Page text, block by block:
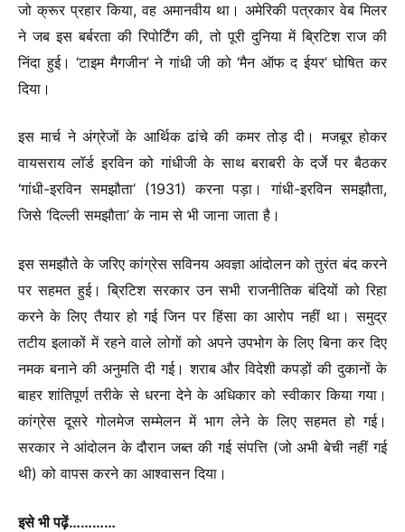
जो क्रूर प्रहार किया, वह अमानवीय था। अमेरिकी पत्रकार वेब मिलर
ने जब इस बर्बरता की रिपोर्टिंग की, तो पूरी दुनिया में ब्रिटिश राज की
निंदा हुई। ‘टाइम मैगजीन’ ने गांधी जी को ‘मैन ऑफ द ईयर’ घोषित कर
दिया।
इस मार्च ने अंग्रेजों के आर्थिक ढांचे की कमर तोड़ दी। मजबूर होकर
वायसराय लॉर्ड इरविन को गांधीजी के साथ बराबरी के दर्जे पर बैठकर
‘गांधी-इरविन समझौता’ (1931) करना पड़ा। गांधी-इरविन समझौता,
जिसे ‘दिल्ली समझौता’ के नाम से भी जाना जाता है।
इस समझौते के जरिए कांग्रेस सविनय अवज्ञा आंदोलन को तुरंत बंद करने
पर सहमत हुई। ब्रिटिश सरकार उन सभी राजनीतिक बंदियों को रिहा
करने के लिए तैयार हो गई जिन पर हिंसा का आरोप नहीं था। समुद्र
तटीय इलाकों में रहने वाले लोगों को अपने उपभोग के लिए बिना कर दिए
नमक बनाने की अनुमति दी गई। शराब और विदेशी कपड़ों की दुकानों के
बाहर शांतिपूर्ण तरीके से धरना देने के अधिकार को स्वीकार किया गया।
कांग्रेस दूसरे गोलमेज सम्मेलन में भाग लेने के लिए सहमत हो गई।
सरकार ने आंदोलन के दौरान जब्त की गई संपत्ति (जो अभी बेची नहीं गई
थी) को वापस करने का आश्वासन दिया।
इसे भी पढ़ें…………